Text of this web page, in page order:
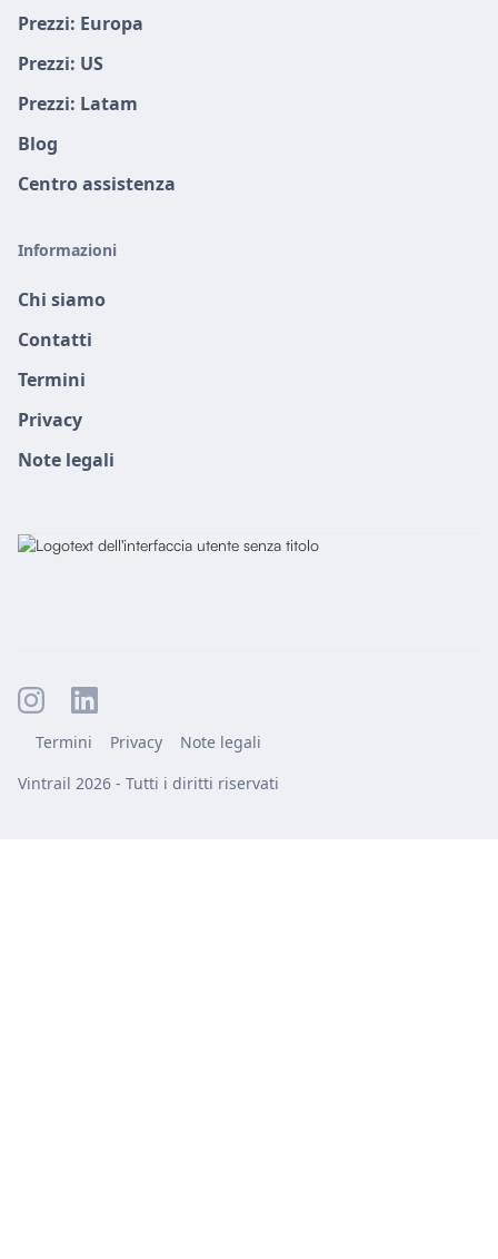
Prezzi: Europa
Prezzi: US
Prezzi: Latam
Blog
Centro assistenza
Informazioni
Chi siamo
Contatti
Termini
Privacy
Note legali
Vintrail 2026 - Tutti i diritti riservati
Termini Privacy Note legali